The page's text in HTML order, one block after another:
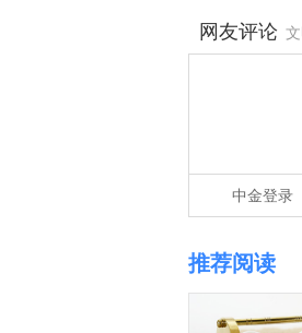
网友评论
中金登录
推荐阅读